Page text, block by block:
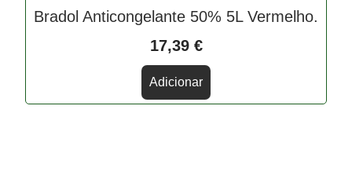
Bradol Anticongelante 50% 5L Vermelho.
17,39 €
Adicionar